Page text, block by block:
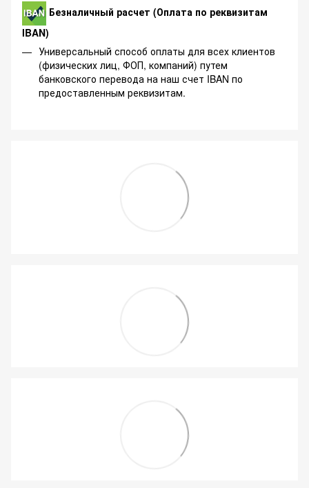
Безналичный расчет (Оплата по реквизитам
IBAN)
Универсальный способ оплаты для всех клиентов
(физических лиц, ФОП, компаний) путем
банковского перевода на наш счет IBAN по
предоставленным реквизитам.